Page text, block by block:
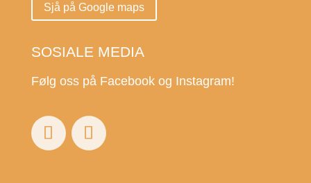
Sjå på Google maps
SOSIALE MEDIA
Følg oss på Facebook og Instagram!